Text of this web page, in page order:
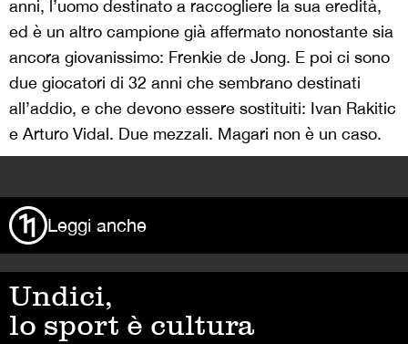
anni, l’uomo destinato a raccogliere la sua eredità,
ed è un altro campione già affermato nonostante sia
ancora giovanissimo: Frenkie de Jong. E poi ci sono
due giocatori di 32 anni che sembrano destinati
all’addio, e che devono essere sostituiti: Ivan Rakitic
e Arturo Vidal. Due mezzali. Magari non è un caso.
Leggi anche
Undici,
lo sport è cultura